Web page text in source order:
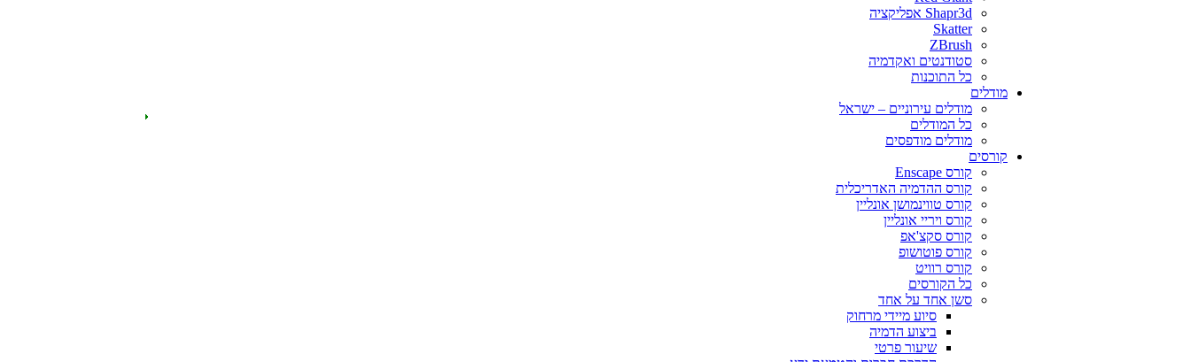
Shapr3d אפליקציה
Skatter
ZBrush
סטודנטים ואקדמיה
כל התוכנות
מודלים
מודלים עירוניים – ישראל
כל המודלים
מודלים מודפסים
קורסים
קורס Enscape
קורס ההדמיה האדריכלית
קורס טווינמושן אונליין
קורס ויריי אונליין
קורס סקצ'אפ
קורס פוטושופ
קורס רוויט
כל הקורסים
סשן אחד על אחד
סיוע מיידי מרחוק
ביצוע הדמיה
שיעור פרטי